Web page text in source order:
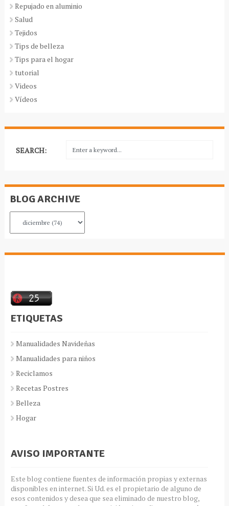
Repujado en aluminio
Salud
Tejidos
Tips de belleza
Tips para el hogar
tutorial
Videos
Vídeos
SEARCH:
BLOG ARCHIVE
ETIQUETAS
Manualidades Navideñas
Manualidades para niños
Reciclamos
Recetas Postres
Belleza
Hogar
AVISO IMPORTANTE
Este blog contiene fuentes de información propias y externas
disponibles en internet. Si Ud. es el propietario de alguno de
esos contenidos y desea que sea eliminado de nuestro blog,